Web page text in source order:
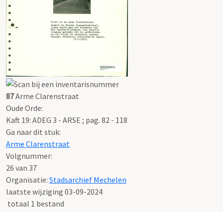
87Arme Clarenstraat
Oude Orde:
Kaft 19: ADEG 3 - ARSE ; pag. 82 - 118
Ga naar dit stuk:
Arme Clarenstraat
Volgnummer:
26 van 37
Organisatie: Stadsarchief Mechelen
laatste wijziging 03-09-2024
totaal 1 bestand